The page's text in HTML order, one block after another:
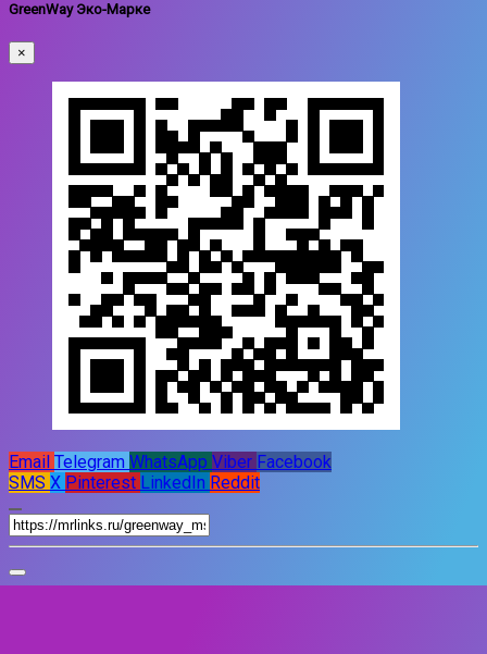
GreenWay Эко-Марке
×
Email Telegram WhatsApp Viber Facebook
SMS X Pinterest LinkedIn Reddit